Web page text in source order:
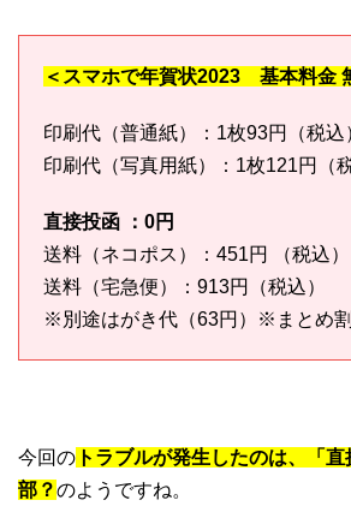
＜スマホで年賀状2023 基本料金
印刷代（普通紙）：1枚93円（税込
印刷代（写真用紙）：1枚121円（税
直接投函 ：0円
送料（ネコポス）：451円 （税込）
送料（宅急便）：913円（税込）
※別途はがき代（63円）※まとめ
今回の トラブルが発生したのは、「
部？のようですね。